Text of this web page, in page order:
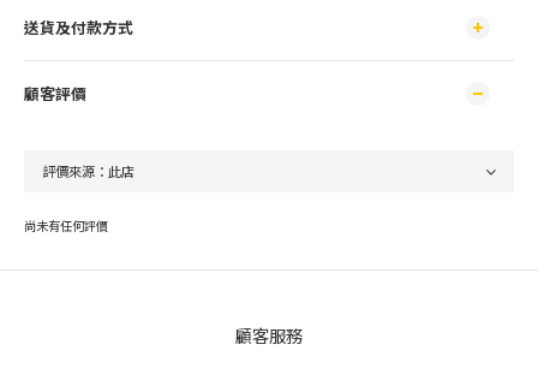
送貨及付款方式
顧客評價
尚未有任何評價
顧客服務